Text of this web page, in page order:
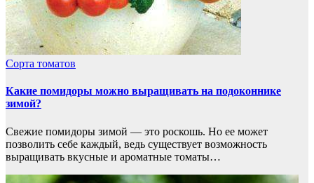
Сорта томатов
Какие помидоры можно выращивать на подоконнике
зимой?
Свежие помидоры зимой — это роскошь. Но ее может
позволить себе каждый, ведь существует возможность
выращивать вкусные и ароматные томаты…